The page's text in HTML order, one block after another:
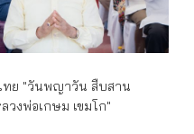
ย "วันพญาวัน สืบสาน
งพ่อเกษม เขมโก"